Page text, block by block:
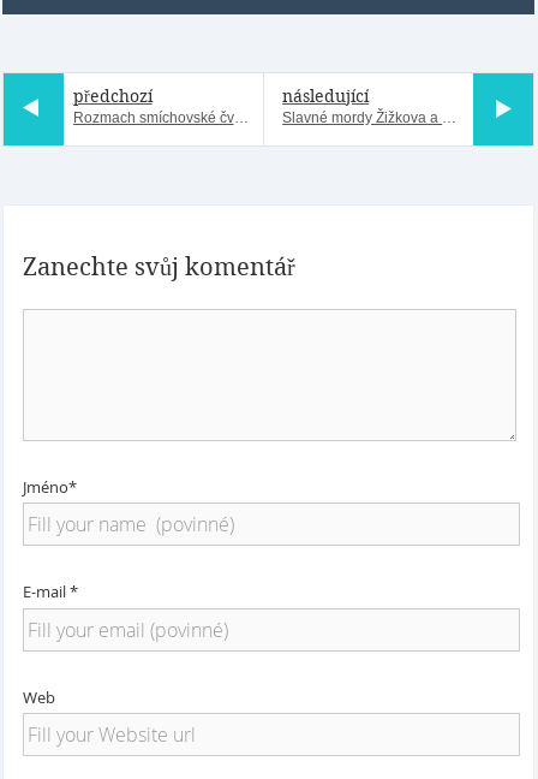
předchozí
Rozmach smíchovské čvrti a její zapomenutý industriální ráz - ZRUŠENO
následující
Slavné mordy Žižkova a Vinohrad - NOVÁ VYCHÁZKA
Zanechte svůj komentář
Jméno*
E-mail *
Web